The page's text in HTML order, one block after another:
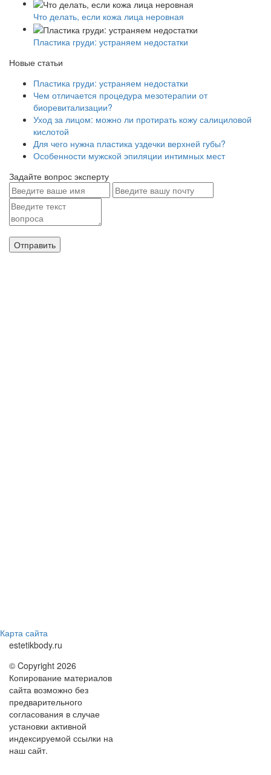
Что делать, если кожа лица неровная
Пластика груди: устраняем недостатки
Новые статьи
Пластика груди: устраняем недостатки
Чем отличается процедура мезотерапии от
биоревитализации?
Уход за лицом: можно ли протирать кожу салициловой
кислотой
Для чего нужна пластика уздечки верхней губы?
Особенности мужской эпиляции интимных мест
Задайте вопрос эксперту
Карта сайта
estetikbody.ru
© Copyright 2026
Копирование материалов
сайта возможно без
предварительного
согласования в случае
установки активной
индексируемой ссылки на
наш сайт.